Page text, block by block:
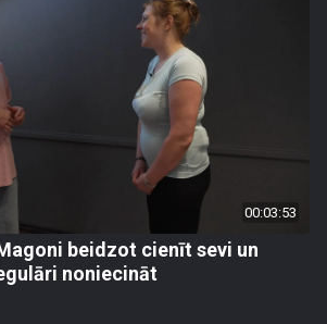
00:03:53
beidzot cienīt sevi un
noniecināt